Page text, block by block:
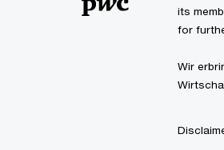
its
for
Wir